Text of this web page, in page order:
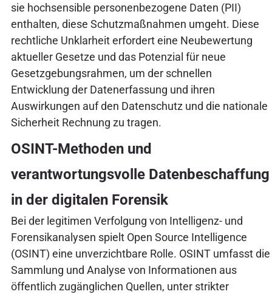
sie hochsensible personenbezogene Daten (PII)
enthalten, diese Schutzmaßnahmen umgeht. Diese
rechtliche Unklarheit erfordert eine Neubewertung
aktueller Gesetze und das Potenzial für neue
Gesetzgebungsrahmen, um der schnellen
Entwicklung der Datenerfassung und ihren
Auswirkungen auf den Datenschutz und die nationale
Sicherheit Rechnung zu tragen.
OSINT-Methoden und
verantwortungsvolle Datenbeschaffung
in der digitalen Forensik
Bei der legitimen Verfolgung von Intelligenz- und
Forensikanalysen spielt Open Source Intelligence
(OSINT) eine unverzichtbare Rolle. OSINT umfasst die
Sammlung und Analyse von Informationen aus
öffentlich zugänglichen Quellen, unter strikter